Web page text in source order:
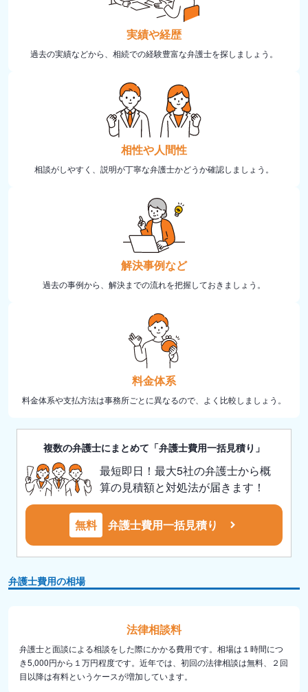
実績や経歴
過去の実績などから、相続での経験豊富な弁護士を探しましょう。
相性や人間性
相談がしやすく、説明が丁寧な弁護士かどうか確認しましょう。
解決事例など
過去の事例から、解決までの流れを把握しておきましょう。
料金体系
料金体系や支払方法は事務所ごとに異なるので、よく比較しましょう。
複数の弁護士にまとめて「弁護士費用一括見積り」
最短即日！最大5社の弁護士から概
算の見積額と対処法が届きます！
無料 弁護士費用一括見積り
弁護士費用の相場
法律相談料
弁護士と面談による相談をした際にかかる費用です。相場は１時間につ
き5,000円から１万円程度です。近年では、初回の法律相談は無料、２回
目以降は有料というケースが増加しています。